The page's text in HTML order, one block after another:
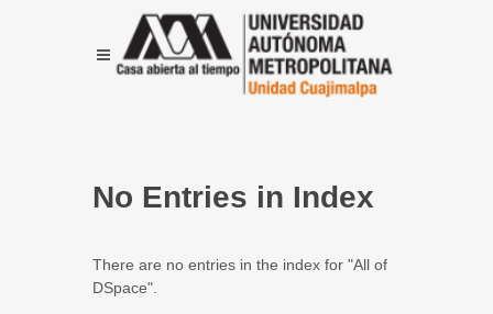
No Entries in Index
There are no entries in the index for "All of
DSpace".